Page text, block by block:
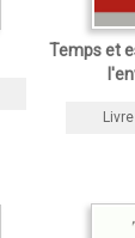
Temps et